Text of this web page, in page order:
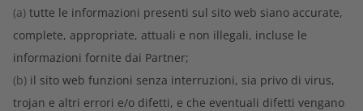
(a) tutte le informazioni presenti sul sito web siano accurate,
complete, appropriate, attuali e non illegali, incluse le
informazioni fornite dai Partner;
(b) il sito web funzioni senza interruzioni, sia privo di virus,
trojan e altri errori e/o difetti, e che eventuali difetti vengano